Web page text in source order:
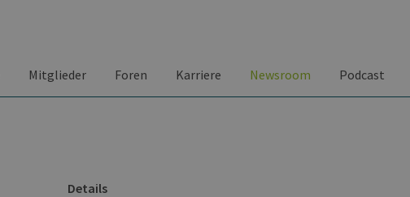
Mitglieder Foren Karriere Newsroom Podcast
Details